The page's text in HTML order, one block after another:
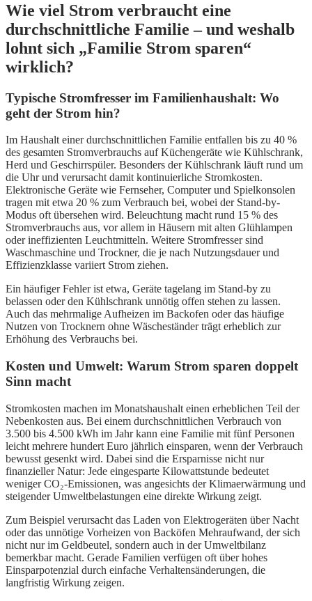
Wie viel Strom verbraucht eine
durchschnittliche Familie – und weshalb
lohnt sich „Familie Strom sparen“
wirklich?
Typische Stromfresser im Familienhaushalt: Wo
geht der Strom hin?
Im Haushalt einer durchschnittlichen Familie entfallen bis zu 40 %
des gesamten Stromverbrauchs auf Küchengeräte wie Kühlschrank,
Herd und Geschirrspüler. Besonders der Kühlschrank läuft rund um
die Uhr und verursacht damit kontinuierliche Stromkosten.
Elektronische Geräte wie Fernseher, Computer und Spielkonsolen
tragen mit etwa 20 % zum Verbrauch bei, wobei der Stand-by-
Modus oft übersehen wird. Beleuchtung macht rund 15 % des
Stromverbrauchs aus, vor allem in Häusern mit alten Glühlampen
oder ineffizienten Leuchtmitteln. Weitere Stromfresser sind
Waschmaschine und Trockner, die je nach Nutzungsdauer und
Effizienzklasse variiert Strom ziehen.
Ein häufiger Fehler ist etwa, Geräte tagelang im Stand-by zu
belassen oder den Kühlschrank unnötig offen stehen zu lassen.
Auch das mehrmalige Aufheizen im Backofen oder das häufige
Nutzen von Trocknern ohne Wäscheständer trägt erheblich zur
Erhöhung des Verbrauchs bei.
Kosten und Umwelt: Warum Strom sparen doppelt
Sinn macht
Stromkosten machen im Monatshaushalt einen erheblichen Teil der
Nebenkosten aus. Bei einem durchschnittlichen Verbrauch von
3.500 bis 4.500 kWh im Jahr kann eine Familie mit fünf Personen
leicht mehrere hundert Euro jährlich einsparen, wenn der Verbrauch
bewusst gesenkt wird. Dabei sind die Ersparnisse nicht nur
finanzieller Natur: Jede eingesparte Kilowattstunde bedeutet
weniger CO₂-Emissionen, was angesichts der Klimaerwärmung und
steigender Umweltbelastungen eine direkte Wirkung zeigt.
Zum Beispiel verursacht das Laden von Elektrogeräten über Nacht
oder das unnötige Vorheizen von Backöfen Mehraufwand, der sich
nicht nur im Geldbeutel, sondern auch in der Umweltbilanz
bemerkbar macht. Gerade Familien verfügen oft über hohes
Einsparpotenzial durch einfache Verhaltensänderungen, die
langfristig Wirkung zeigen.